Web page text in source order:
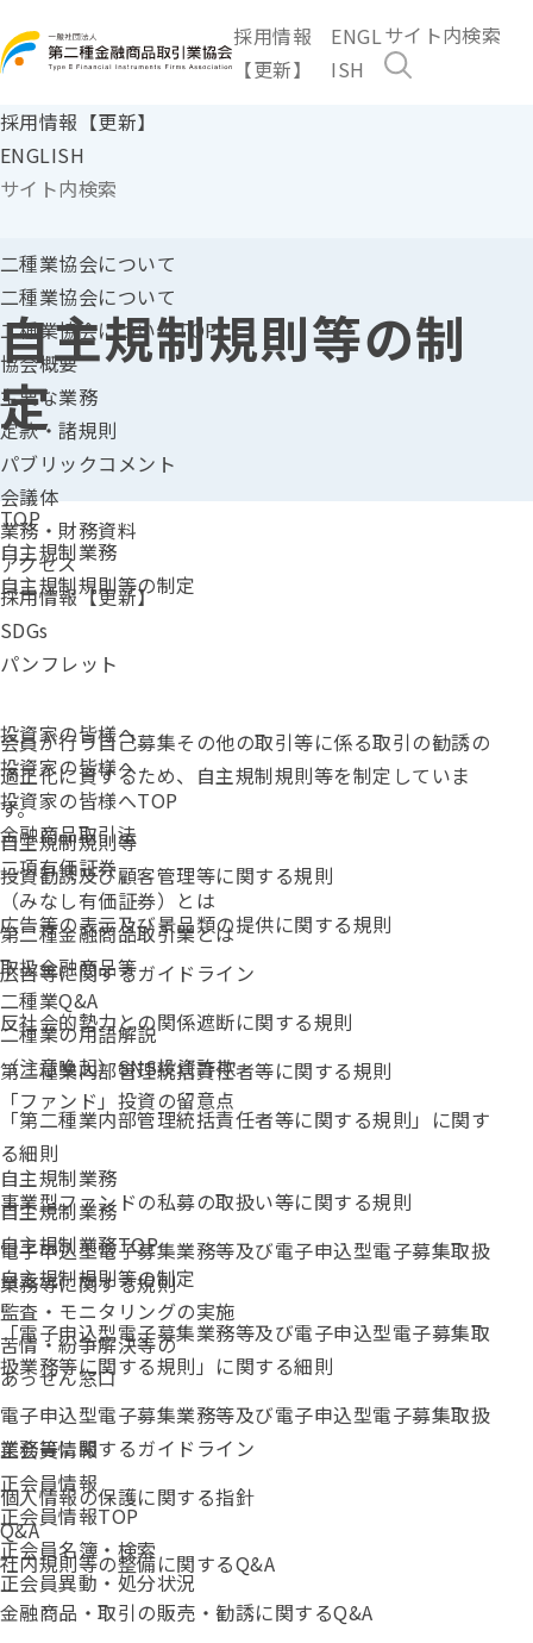
採用情報
【更新】
ENGL
ISH
採用情報【更新】
ENGLISH
二種業協会について
二種業協会について
二種業協会についてTOP
協会概要
主要な業務
定款・諸規則
パブリックコメント
会議体
業務・財務資料
アクセス
採用情報【更新】
SDGs
パンフレット
投資家の皆様へ
投資家の皆様へ
投資家の皆様へTOP
金融商品取引法
二項有価証券
（みなし有価証券）とは
第二種金融商品取引業とは
取扱金融商品等
二種業Q&A
二種業の用語解説
（注意喚起）SNS投資詐欺
「ファンド」投資の留意点
自主規制業務
自主規制業務
自主規制業務TOP
自主規制規則等の制定
監査・モニタリングの実施
苦情・紛争解決等の
あっせん窓口
正会員情報
正会員情報
正会員情報TOP
正会員名簿・検索
正会員異動・処分状況
自主規制規則等の制
定
TOP
自主規制業務
自主規制規則等の制定
会員が行う自己募集その他の取引等に係る取引の勧誘の
適正化に資するため、自主規制規則等を制定していま
す。
自主規制規則等
投資勧誘及び顧客管理等に関する規則
広告等の表示及び景品類の提供に関する規則
広告等に関するガイドライン
反社会的勢力との関係遮断に関する規則
第二種業内部管理統括責任者等に関する規則
「第二種業内部管理統括責任者等に関する規則」に関す
る細則
事業型ファンドの私募の取扱い等に関する規則
電子申込型電子募集業務等及び電子申込型電子募集取扱
業務等に関する規則
「電子申込型電子募集業務等及び電子申込型電子募集取
扱業務等に関する規則」に関する細則
電子申込型電子募集業務等及び電子申込型電子募集取扱
業務等に関するガイドライン
個人情報の保護に関する指針
Q&A
社内規則等の整備に関するQ&A
金融商品・取引の販売・勧誘に関するQ&A